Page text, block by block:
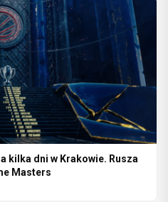
kilka dni w Krakowie. Rusza
Masters